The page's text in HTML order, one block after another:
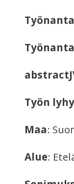
Työn
Maa:
Alue: